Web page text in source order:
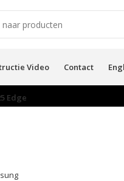
Video Contact
Edge